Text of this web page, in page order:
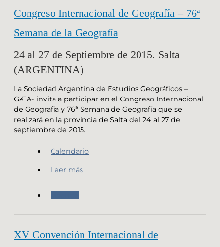
Congreso Internacional de Geografía – 76ª
Semana de la Geografía
24 al 27 de Septiembre de 2015. Salta
(ARGENTINA)
La Sociedad Argentina de Estudios Geográficos –
GÆA- invita a participar en el Congreso Internacional
de Geografía y 76ª Semana de Geografía que se
realizará en la provincia de Salta del 24 al 27 de
septiembre de 2015.
Calendario
Leer más
XV Convención Internacional de